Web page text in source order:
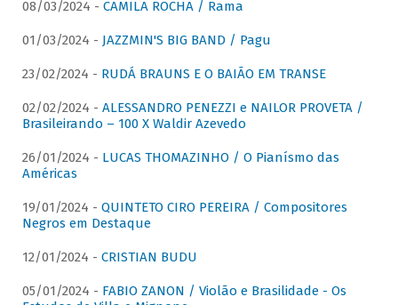
08/03/2024 - CAMILA ROCHA / Rama
01/03/2024 - JAZZMIN'S BIG BAND / Pagu
23/02/2024 - RUDÁ BRAUNS E O BAIÃO EM TRANSE
02/02/2024 - ALESSANDRO PENEZZI e NAILOR PROVETA /
Brasileirando – 100 X Waldir Azevedo
26/01/2024 - LUCAS THOMAZINHO / O Pianísmo das
Américas
19/01/2024 - QUINTETO CIRO PEREIRA / Compositores
Negros em Destaque
12/01/2024 - CRISTIAN BUDU
05/01/2024 - FABIO ZANON / Violão e Brasilidade - Os